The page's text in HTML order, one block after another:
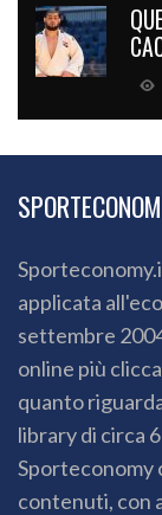
applicata
settembre
online più
quanto
library di circa
Sporteconomy
contenuti, con